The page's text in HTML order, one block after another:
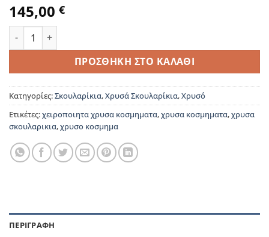
145,00 €
Σκουλαρίκια χρυσά διπλός κύκλος ποσότητα
ΠΡΟΣΘΉΚΗ ΣΤΟ ΚΑΛΆΘΙ
Κατηγορίες:Σκουλαρίκια,Χρυσά Σκουλαρίκια,Χρυσό
Ετικέτες:χειροποιητα χρυσα κοσμηματα,χρυσα κοσμηματα,χρυσα
σκουλαρικια,χρυσο κοσμημα
ΠΕΡΙΓΡΑΦΉ